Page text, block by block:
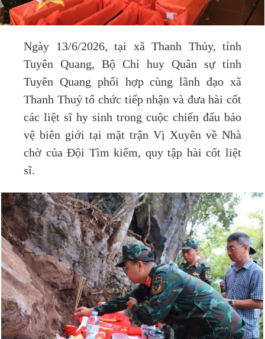
Ngày 13/6/2026, tại xã Thanh Thủy, tỉnh
Tuyên Quang, Bộ Chỉ huy Quân sự tỉnh
Tuyên Quang phối hợp cùng lãnh đạo xã
Thanh Thuỷ tổ chức tiếp nhận và đưa hài cốt
các liệt sĩ hy sinh trong cuộc chiến đấu bảo
vệ biên giới tại mặt trận Vị Xuyên về Nhà
chờ của Đội Tìm kiếm, quy tập hài cốt liệt
sĩ.